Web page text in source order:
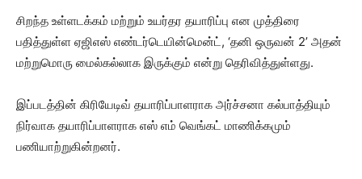
சிறந்த உள்ளடக்கம் மற்றும் உயர்தர தயாரிப்பு என முத்திரை
பதித்துள்ள ஏஜிஎஸ் எண்டர்டெயின்மென்ட், ‘தனி ஒருவன் 2’ அதன்
மற்றுமொரு மைல்கல்லாக இருக்கும் என்று தெரிவித்துள்ளது.
இப்படத்தின் கிரியேடிவ் தயாரிப்பாளராக அர்ச்சனா கல்பாத்தியும்
நிர்வாக தயாரிப்பாளராக எஸ் எம் வெங்கட் மாணிக்கமும்
பணியாற்றுகின்றனர்.